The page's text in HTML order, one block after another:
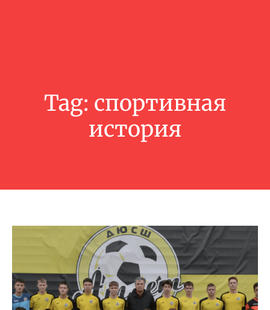
Tag: спортивная
история